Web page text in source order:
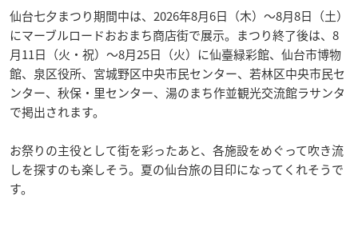
仙台七夕まつり期間中は、2026年8月6日（木）〜8月8日（土）
にマーブルロードおおまち商店街で展示。まつり終了後は、8
月11日（火・祝）〜8月25日（火）に仙臺緑彩館、仙台市博物
館、泉区役所、宮城野区中央市民センター、若林区中央市民セ
ンター、秋保・里センター、湯のまち作並観光交流館ラサンタ
で掲出されます。
お祭りの主役として街を彩ったあと、各施設をめぐって吹き流
しを探すのも楽しそう。夏の仙台旅の目印になってくれそうで
す。